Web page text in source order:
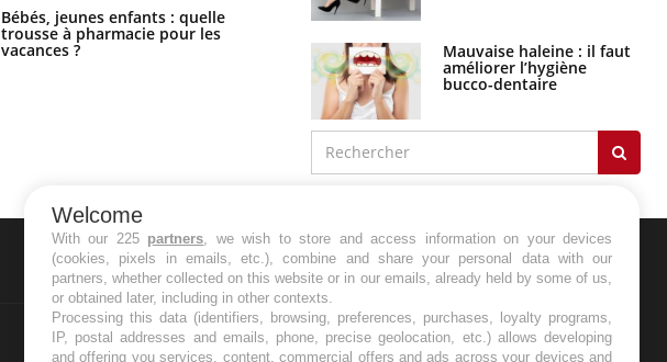
Bébés, jeunes enfants : quelle
trousse à pharmacie pour les
vacances ?
Syndrome métabolique : quels sont
Mauvaise haleine : il faut
améliorer l’hygiène
bucco-dentaire
NEWSLETTER
Recevez toutes les semaines les meilleures
infos santé
Welcome
With our 225 partners, we wish to store and access information on your devices
(cookies, pixels in emails, etc.), combine and share your personal data with our
partners, whether collected on this website or in our emails, already held by some of us,
or obtained later, including in other contexts.
Processing this data (identifiers, browsing, preferences, purchases, loyalty programs,
IP, postal addresses and emails, phone, precise geolocation, etc.) allows developing
and offering you services, content, commercial offers and ads across your devices and